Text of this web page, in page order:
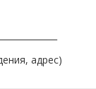
адрес)